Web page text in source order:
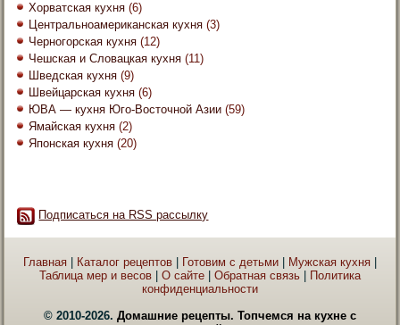
Хорватская кухня (6)
Центральноамериканская кухня (3)
Черногорская кухня (12)
Чешская и Словацкая кухня (11)
Шведская кухня (9)
Швейцарская кухня (6)
ЮВА — кухня Юго-Восточной Азии (59)
Ямайская кухня (2)
Японская кухня (20)
Подписаться на RSS рассылку
Главная | Каталог рецептов | Готовим с детьми | Мужская кухня |
Таблица мер и весов | О сайте | Обратная связь | Политика
конфиденциальности
© 2010-2026. Домашние рецепты. Топчемся на кухне с